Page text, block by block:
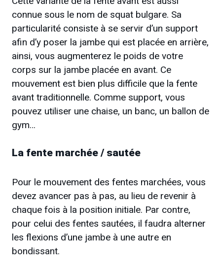
connue sous le nom de squat bulgare. Sa
particularité consiste à se servir d’un support
afin d’y poser la jambe qui est placée en arrière,
ainsi, vous augmenterez le poids de votre
corps sur la jambe placée en avant. Ce
mouvement est bien plus difficile que la fente
avant traditionnelle. Comme support, vous
pouvez utiliser une chaise, un banc, un ballon de
gym…
La fente marchée / sautée
Pour le mouvement des fentes marchées, vous
devez avancer pas à pas, au lieu de revenir à
chaque fois à la position initiale. Par contre,
pour celui des fentes sautées, il faudra alterner
les flexions d’une jambe à une autre en
bondissant.